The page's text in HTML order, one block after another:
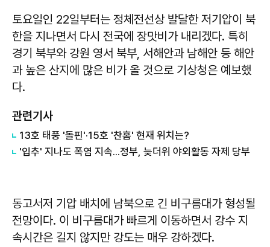
토요일인 22일부터는 정체전선상 발달한 저기압이 북
한을 지나면서 다시 전국에 장맛비가 내리겠다. 특히
경기 북부와 강원 영서 북부, 서해안과 남해안 등 해안
과 높은 산지에 많은 비가 올 것으로 기상청은 예보했
다.
관련기사
13호 태풍 '돌핀'·15호 '찬홈' 현재 위치는?
'입추' 지나도 폭염 지속...정부, 늦더위 야외활동 자제 당부
동고서저 기압 배치에 남북으로 긴 비구름대가 형성될
전망이다. 이 비구름대가 빠르게 이동하면서 강수 지
속시간은 길지 않지만 강도는 매우 강하겠다.